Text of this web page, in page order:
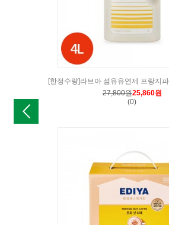
[한정수량]라브아 섬유유연제 프랑지
27,800원25,860원
(0)